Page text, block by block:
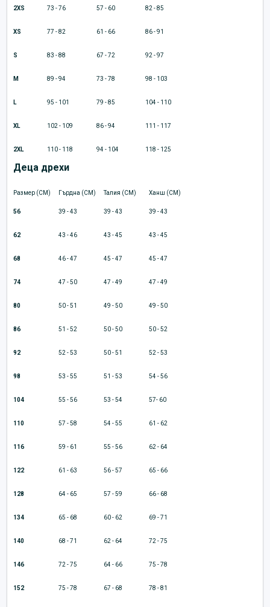
2XS 73 - 76 57 - 60 82 - 85
XS 77 - 82 61 - 66 86 - 91
S 83 - 88 67 - 72 92 - 97
M 89 - 94 73 - 78 98 - 103
L 95 - 101 79 - 85 104 - 110
XL 102 - 109 86 - 94 111 - 117
2XL 110 - 118 94 - 104 118 - 125
Деца дрехи
Размер (CM) Гърдна (CM) Талия (CM) Ханш (CM)
56 39 - 43 39 - 43 39 - 43
62 43 - 46 43 - 45 43 - 45
68 46 - 47 45 - 47 45 - 47
74 47 - 50 47 - 49 47 - 49
80 50 - 51 49 - 50 49 - 50
86 51 - 52 50 - 50 50 - 52
92 52 - 53 50 - 51 52 - 53
98 53 - 55 51 - 53 54 - 56
104 55 - 56 53 - 54 57- 60
110 57 - 58 54 - 55 61 - 62
116 59 - 61 55 - 56 62 - 64
122 61 - 63 56 - 57 65 - 66
128 64 - 65 57 - 59 66 - 68
134 65 - 68 60 - 62 69 - 71
140 68 - 71 62 - 64 72 - 75
146 72 - 75 64 - 66 75 - 78
152 75 - 78 67 - 68 78 - 81